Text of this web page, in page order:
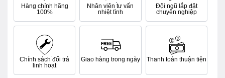
Hàng chính hãng
100%
Nhân viên tư vấn
nhiệt tình
Đội ngũ lắp đặt
chuyên nghiệp
Chính sách đổi trả
linh hoạt
Giao hàng trong ngày Thanh toán thuận tiện